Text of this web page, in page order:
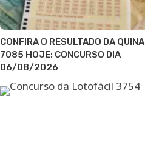
CONFIRA O RESULTADO DA QUINA
7085 HOJE: CONCURSO DIA
06/08/2026